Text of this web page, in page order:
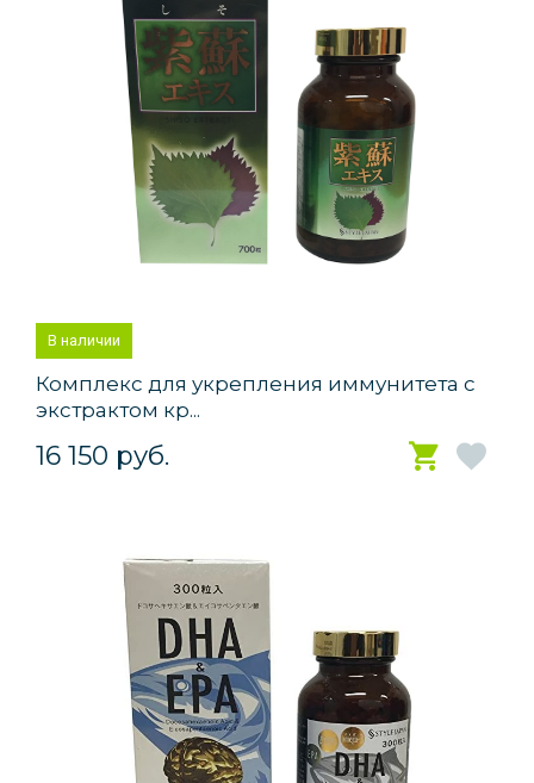
В наличии
Комплекс для укрепления иммунитета с
экстрактом кр...
16 150 руб.